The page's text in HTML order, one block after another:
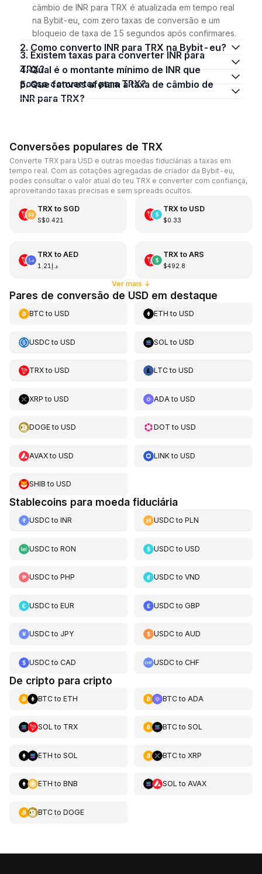
câmbio de INR para TRX é atualizada em tempo real
na Bybit-eu, com zero taxas de conversão e um
bloqueio de taxa de 15 segundos após confirmares.
2. Como converto INR para TRX na Bybit-eu?
3. Existem taxas para converter INR para
TRX?
4. Qual é o montante mínimo de INR que
posso converter para TRX?
5. Que fatores afetam a taxa de câmbio de
INR para TRX?
Conversões populares de TRX
Converte TRX para USD e outras moedas fiduciárias a taxas em
tempo real. Com as cotações agregadas de criador da Bybit-eu,
podes consultar o valor atual do teu TRX e converter com confiança,
aproveitando taxas precisas e sem spreads ocultos.
TRXto SGD
S$0.421
TRXto USD
$0.33
TRXto AED
د.إ1.21
TRXto ARS
$492.8
Ver mais ↓
Pares de conversão de USD em destaque
BTCto USD ETH toUSD
USDCto USD SOL toUSD
TRXto USD LTCtoUSD
XRP to USD ADA toUSD
DOGEto USD DOT toUSD
AVAXto USD LINKtoUSD
SHIB to USD
Stablecoins para moeda fiduciária
USDCto INR USDCtoPLN
USDCto RON USDCtoUSD
USDCto PHP USDCtoVND
USDCto EUR USDCtoGBP
USDCto JPY USDCtoAUD
USDCto CAD USDCtoCHF
De cripto para cripto
BTCto ETH BTCto ADA
SOL to TRX BTCto SOL
ETH to SOL BTCto XRP
ETH to BNB SOL to AVAX
BTCto DOGE